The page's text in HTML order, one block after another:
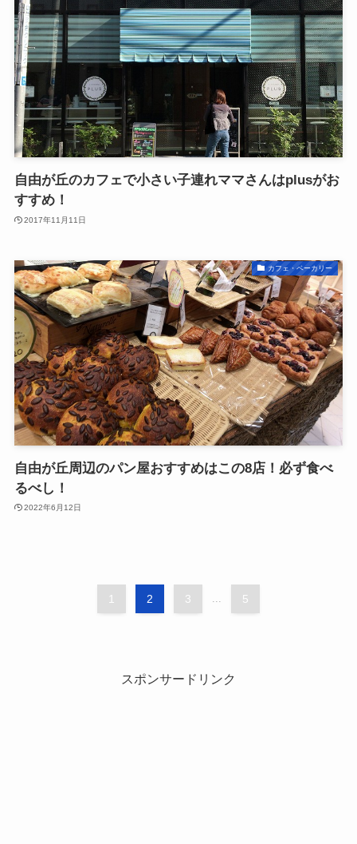
自由が丘のカフェで小さい子連れママさんはplusがお
すすめ！
2017年11月11日
カフェ・ベーカリー
自由が丘周辺のパン屋おすすめはこの8店！必ず食べ
るべし！
2022年6月12日
1 2 3 5
スポンサードリンク